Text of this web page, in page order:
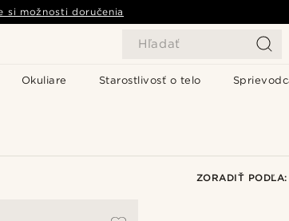
Hľadať
Okuliare Starostlivosť o telo
si možnosti doručenia
ZORADIŤ PODĽA: